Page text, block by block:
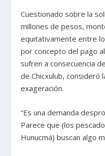
Cuestionado sobre la
millones de pesos,
equitativamente entre
por concepto del pago
sufren a consecuencia
de Chicxulub, consideró
exageración.
“Es una demanda
Parece que (los
Hunucmá) buscan algo